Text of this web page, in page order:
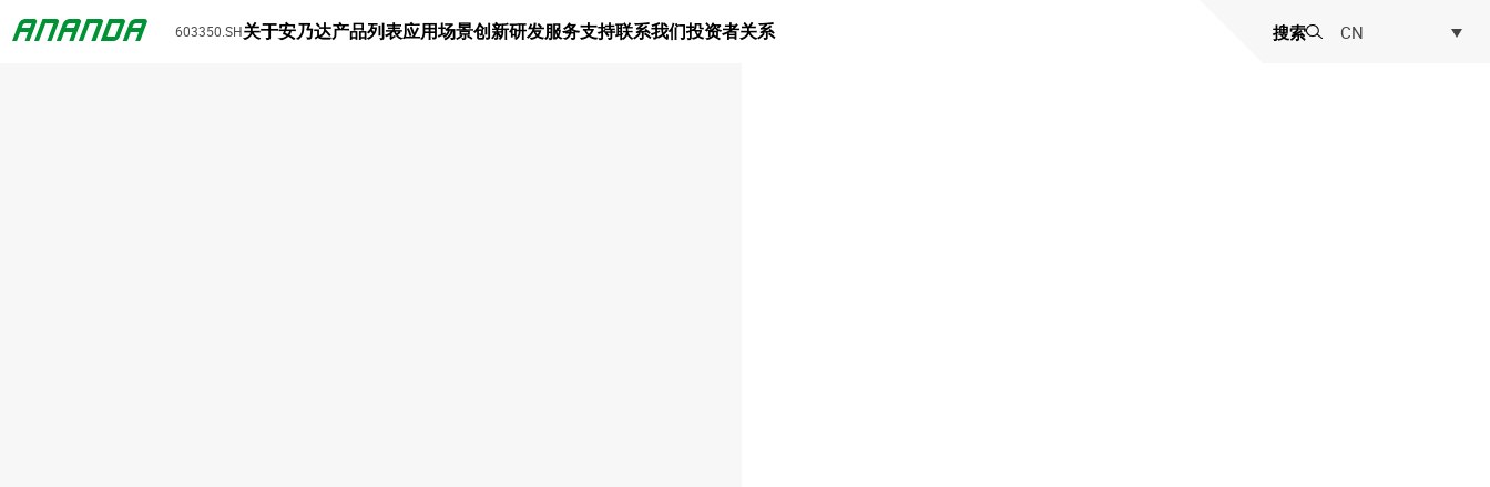
603350.SH关于安乃达产品列表应用场景创新研发服务支持联系我们投资者关系 搜索 CN